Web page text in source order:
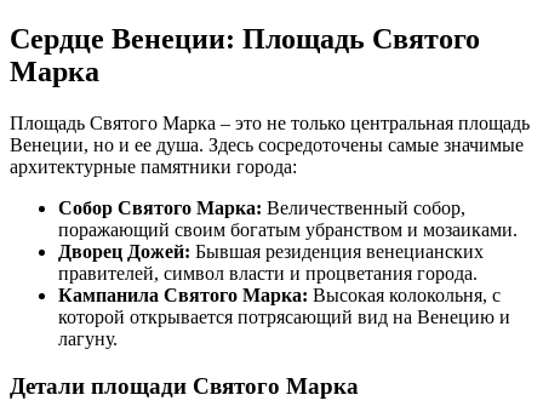
Сердце Венеции: Площадь Святого
Марка
Площадь Святого Марка – это не только центральная площадь
Венеции, но и ее душа. Здесь сосредоточены самые значимые
архитектурные памятники города:
Собор Святого Марка: Величественный собор,
поражающий своим богатым убранством и мозаиками.
Дворец Дожей: Бывшая резиденция венецианских
правителей, символ власти и процветания города.
Кампанила Святого Марка: Высокая колокольня, с
которой открывается потрясающий вид на Венецию и
лагуну.
Детали площади Святого Марка